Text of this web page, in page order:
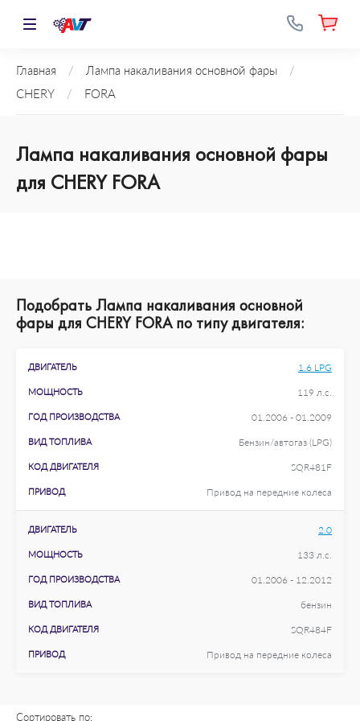
Главная / Лампа накаливания основной фары
/
CHERY
/ FORA
Лампа накаливания основной фары
для CHERY FORA
Подобрать Лампа накаливания основной
фары для CHERY FORA по типу двигателя:
ДВИГАТЕЛЬ 1.6 LPG
МОЩНОСТЬ 119 л.с.
ГОД ПРОИЗВОДСТВА 01.2006 - 01.2009
ВИД ТОПЛИВА Бензин/автогаз (LPG)
КОД ДВИГАТЕЛЯ SQR481F
ПРИВОД Привод на передние колеса
ДВИГАТЕЛЬ 2.0
МОЩНОСТЬ 133 л.с.
ГОД ПРОИЗВОДСТВА 01.2006 - 12.2012
ВИД ТОПЛИВА бензин
КОД ДВИГАТЕЛЯ SQR484F
ПРИВОД Привод на передние колеса
Сортировать по: